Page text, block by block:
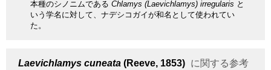
本種のシノニムである Chlamys (Laevichlamys) irregularis と
いう学名に対して、ナデシコガイが和名として使われてい
た。
Laevichlamys cuneata (Reeve, 1853) に関する参考